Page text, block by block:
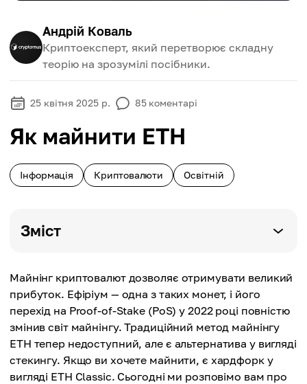
Андрій Коваль
Криптоексперт, який перетворює складну
теорію на зрозумілі посібники.
25 квітня 2025 р. 85 коментарі
Як майнити ETH
Інформація Криптовалюти Освітній
Зміст
Майнінг криптовалют дозволяє отримувати великий
прибуток. Ефіріум — одна з таких монет, і його
перехід на Proof-of-Stake (PoS) у 2022 році повністю
змінив світ майнінгу. Традиційний метод майнінгу
ETH тепер недоступний, але є альтернатива у вигляді
стекингу. Якщо ви хочете майнити, є хардфорк у
вигляді ETH Classic. Сьогодні ми розповімо вам про